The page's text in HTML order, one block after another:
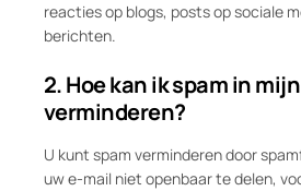
reacties op blogs, posts op sociale
berichten.
2. Hoe kan ik spam in
verminderen?
U kunt spam verminderen door
uw e-mail niet openbaar te delen,